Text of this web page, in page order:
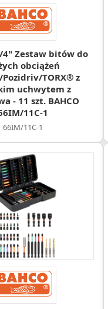
4" Zestaw bitów do
obciążeń
TORX® z
uchwytem z
- 11 szt. BAHCO
11C-1
66IM/11C-1